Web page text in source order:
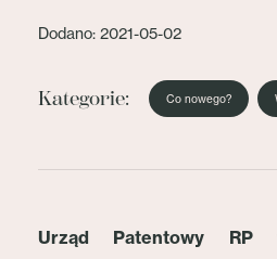
Dodano: 2021-05-02
Kategorie: Co nowego?
Urząd Patentowy RP